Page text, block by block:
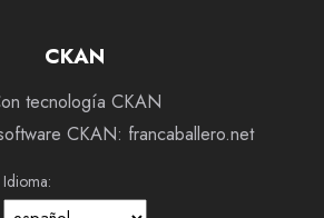
CKAN
tecnología CKAN
CKAN: francaballero.net
Idioma